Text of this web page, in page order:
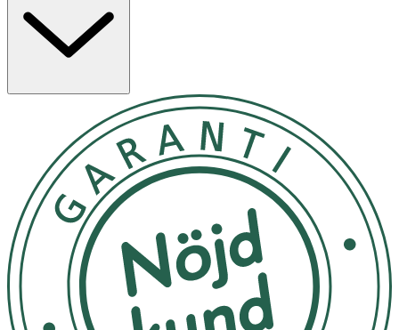
Besticken är tillverkade av
silikonoch är helt fria från BPA, BPS, PVC, bly och
ftalater. De tål maskindisk för enkel rengöring.
Egenskaper hos Les Enfants Barnbestick Blå och Sand:
- Sked i ena änden och gaffel i den andra
- Lekfull giraffdesign för en rolig måltid
- Extra grepp i mitten för bättre stabilitet
- Skonsam mot barnets tandkött och säker vid
tandsprickning
- Tillverkade av
100 % livsmedelssäker silikon
- Fri från BPA, BPS, PVC, bly och ftalater